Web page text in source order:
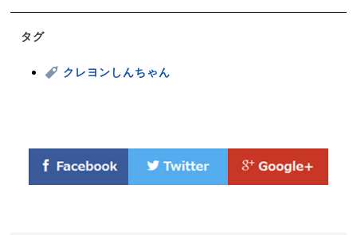
タグ
クレヨンしんちゃん